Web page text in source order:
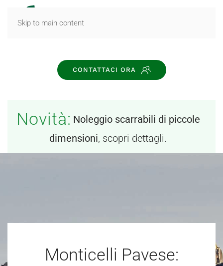
Skip to main content
CONTATTACI ORA
Novità: Noleggio scarrabili di piccole
dimensioni, scopri dettagli.
Monticelli Pavese: